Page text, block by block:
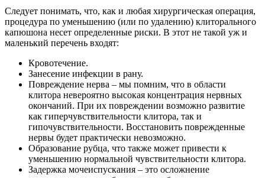
Следует понимать, что, как и любая хирургическая операция,
процедура по уменьшению (или по удалению) клиторального
капюшона несет определенные риски. В этот не такой уж и
маленький перечень входят:
Кровотечение.
Занесение инфекции в рану.
Повреждение нерва – мы помним, что в области
клитора невероятно высокая концентрация нервных
окончаний. При их повреждении возможно развитие
как гиперчувствительности клитора, так и
гипочувствительности. Восстановить поврежденные
нервы будет практически невозможно.
Образование рубца, что также может привести к
уменьшению нормальной чувствительности клитора.
Задержка мочеиспускания – это осложнение